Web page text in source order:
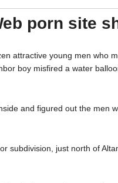
porn site
attractive young men who
boy misfired a water
and figured out the men
subdivision, just north of